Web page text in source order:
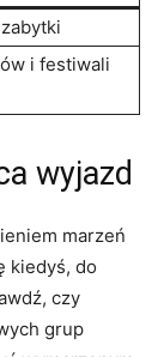
i festiwali
wyjazd
​marzeń
kiedyś, do
‍czy
grup